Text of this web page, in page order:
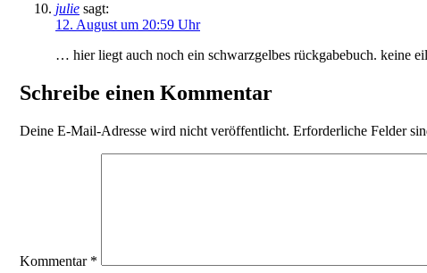
julie sagt:
12. August um 20:59 Uhr
… hier liegt auch noch ein schwarzgelbes rückgabebuch. keine
Schreibe einen Kommentar
Deine E-Mail-Adresse wird nicht veröffentlicht. Erforderliche Felder
Kommentar *